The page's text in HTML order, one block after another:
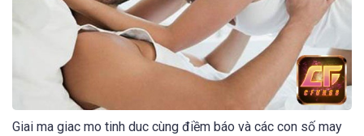
Giai ma giac mo tinh duc cùng điềm báo và các con số may